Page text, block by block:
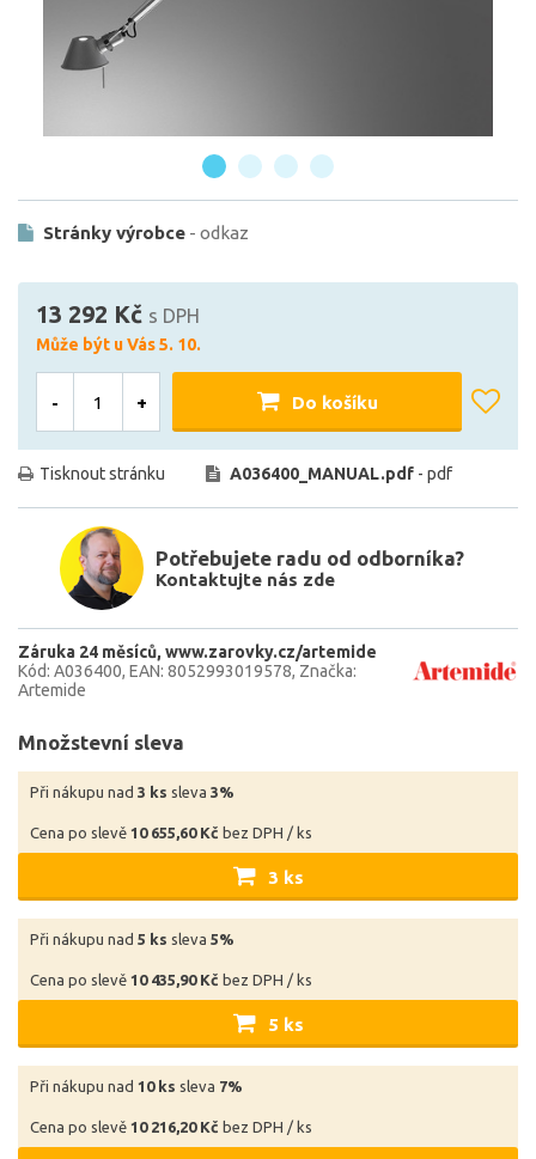
Stránky výrobce - odkaz
13 292 Kč s DPH
Může být u Vás 5. 10.
- + Do košíku
Tisknout stránku A036400_MANUAL.pdf - pdf
Potřebujete radu od odborníka?
Kontaktujte nás zde
Záruka 24 měsíců www.zarovky.cz/artemide
Kód: A036400 EAN: 8052993019578 Značka:
Artemide
Množstevní sleva
Při nákupu nad 3 ks sleva 3%
Cena po slevě 10 655,60 Kč bez DPH / ks
3 ks
Při nákupu nad 5 ks sleva 5%
Cena po slevě 10 435,90 Kč bez DPH / ks
5 ks
Při nákupu nad 10 ks sleva 7%
Cena po slevě 10 216,20 Kč bez DPH / ks